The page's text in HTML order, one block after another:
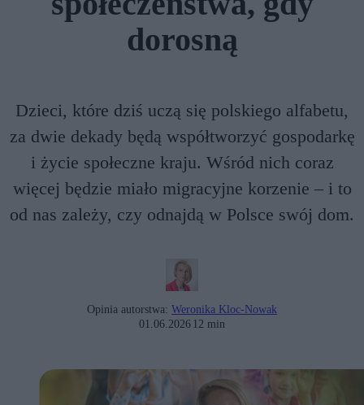
dorosną
Dzieci, które dziś uczą się polskiego alfabetu,
za dwie dekady będą współtworzyć gospodarkę
i życie społeczne kraju. Wśród nich coraz
więcej będzie miało migracyjne korzenie – i to
od nas zależy, czy odnajdą w Polsce swój dom.
Opinia autorstwa: Weronika Kloc-Nowak
01.06.2026 12 min